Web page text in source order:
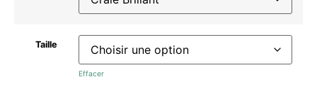
Taille
Effacer